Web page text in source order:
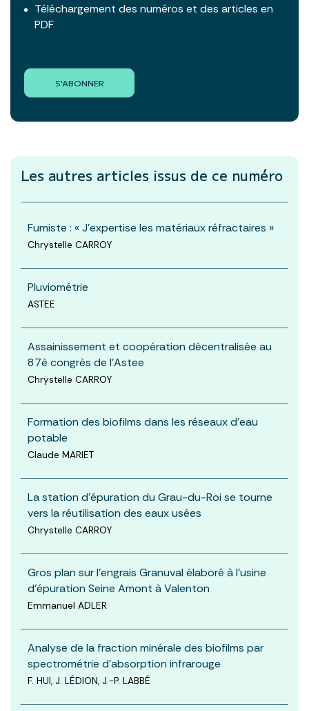
Téléchargement des numéros et des articles en
PDF
S'ABONNER
Les autres articles issus de ce numéro
Fumiste : « J'expertise les matériaux réfractaires »
Chrystelle CARROY
Pluviométrie
ASTEE
Assainissement et coopération décentralisée au
87è congrès de l'Astee
Chrystelle CARROY
Formation des biofilms dans les réseaux d'eau
potable
Claude MARIET
La station d'épuration du Grau-du-Roi se tourne
vers la réutilisation des eaux usées
Chrystelle CARROY
Gros plan sur l'engrais Granuval élaboré à l'usine
d'épuration Seine Amont à Valenton
Emmanuel ADLER
Analyse de la fraction minérale des biofilms par
spectrométrie d’absorption infrarouge
F. HUI, J. LÉDION, J.-P. LABBÉ